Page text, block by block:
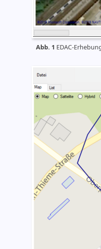
Abb. 1 EDAC-